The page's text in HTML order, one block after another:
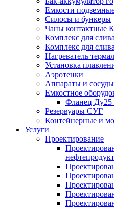
Емкости
Силосы и бункеры
Чаны контактные
Комплекс для
Комплекс для
Нагреватель
Установка
Аэротенки
Аппараты и сосуды
Емкостное
Фланец
Резервуары СУГ
Контейнерные и
Услуги
Проектирование